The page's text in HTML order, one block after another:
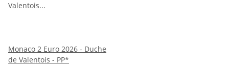
Monaco 2 Euro 2026 - Duche
de Valentois - PP*